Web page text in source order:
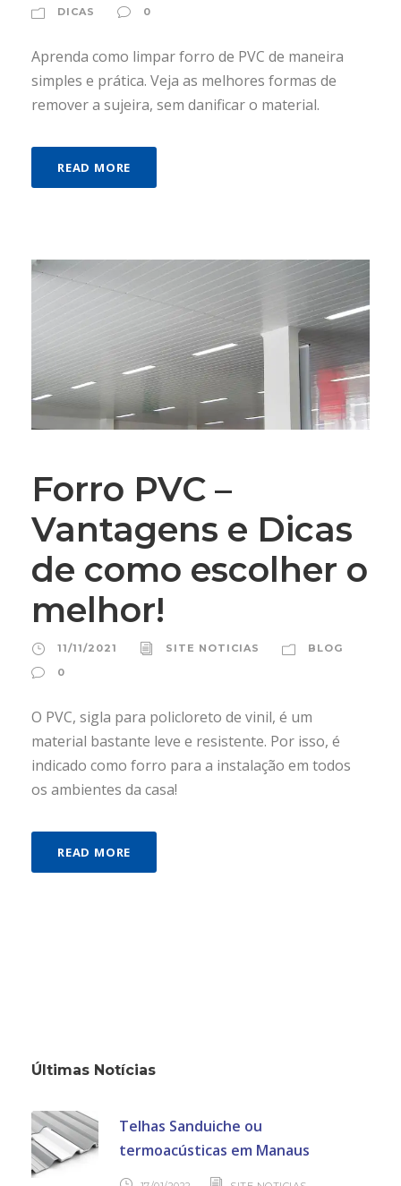
DICAS 0
Aprenda como limpar forro de PVC de maneira
simples e prática. Veja as melhores formas de
remover a sujeira, sem danificar o material.
READ MORE
Forro PVC –
Vantagens e Dicas
de como escolher o
melhor!
11/11/2021 SITE NOTICIAS
BLOG
0
O PVC, sigla para policloreto de vinil, é um
material bastante leve e resistente. Por isso, é
indicado como forro para a instalação em todos
os ambientes da casa!
READ MORE
Últimas Notícias
Telhas Sanduiche ou
termoacústicas em Manaus